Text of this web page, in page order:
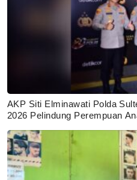
AKP Siti Elminawati Polda
2026 Pelindung Perempuan